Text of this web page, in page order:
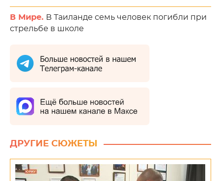
В Мире. В Таиланде семь человек погибли при
стрельбе в школе
ДРУГИЕ СЮЖЕТЫ